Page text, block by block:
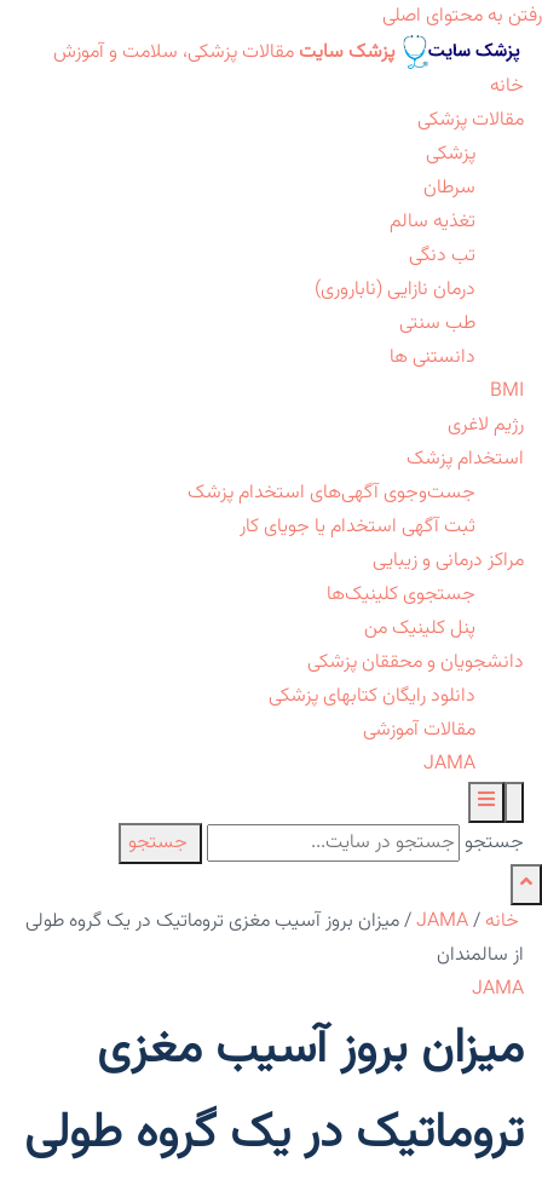
رفتن به محتوای اصلی
پزشک سایت مقالات پزشکی، سلامت و آموزش
خانه
مقالات پزشکی
پزشکی
سرطان
تغذیه سالم
تب دنگی
درمان نازایی (ناباروری)
طب سنتی
دانستنی ها
BMI
رژیم لاغری
استخدام پزشک
جست‌وجوی آگهی‌های استخدام پزشک
ثبت آگهی استخدام یا جویای کار
مراکز درمانی و زیبایی
جستجوی کلینیک‌ها
پنل کلینیک من
دانشجویان و محققان پزشکی
دانلود رایگان کتابهای پزشکی
مقالات آموزشی
JAMA
جستجو جستجو
خانه /
JAMA
/میزان بروز آسیب مغزی تروماتیک در یک گروه طولی
از سالمندان
JAMA
میزان بروز آسیب مغزی
تروماتیک در یک گروه طولی